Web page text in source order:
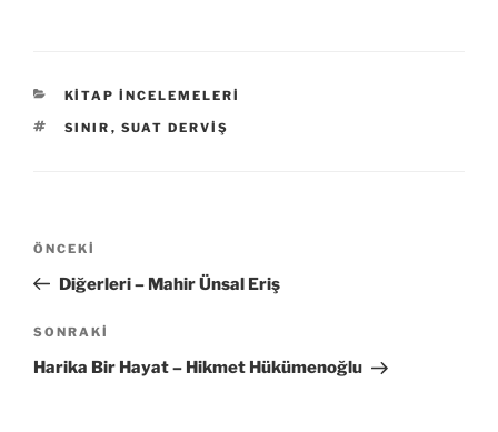
KATEGORILER
KITAP İNCELEMELERI
ETIKETLER
SINIR , SUAT DERVIŞ
Yazı
Önceki
Yazı
ÖNCEKI
Diğerleri – Mahir Ünsal Eriş
Sonraki
Yazı
SONRAKI
Harika Bir Hayat – Hikmet Hükümenoğlu